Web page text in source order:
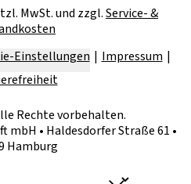
MwSt. und zzgl.Service- &
Einstellungen
Impressum
Rechte vorbehalten.
mbH • Haldesdorfer Straße 61 •
Hamburg